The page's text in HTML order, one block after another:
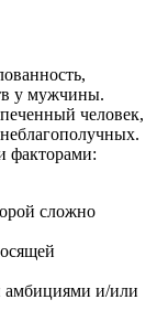
у мужчины.
человек,
факторами:
сложно
и/или